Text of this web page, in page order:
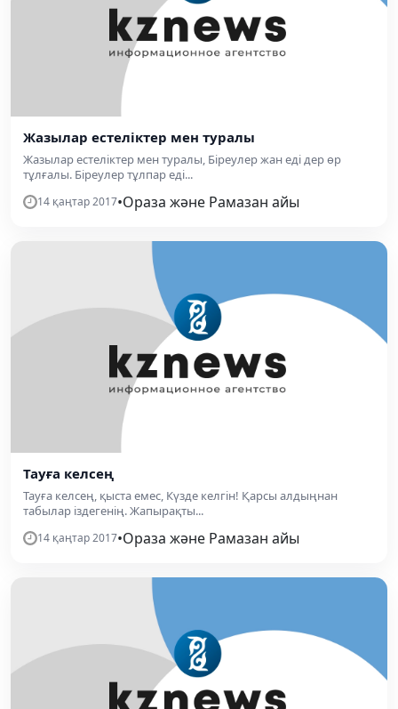
Жазылар естеліктер мен туралы
Жазылар естеліктер мен туралы, Біреулер жан еді дер өр
тұлғалы. Біреулер тұлпар еді...
14 қаңтар 2017•Ораза және Рамазан айы
Тауға келсең
Тауға келсең, қыста емес, Күзде келгін! Қарсы алдыңнан
табылар іздегенің. Жапырақты...
14 қаңтар 2017•Ораза және Рамазан айы